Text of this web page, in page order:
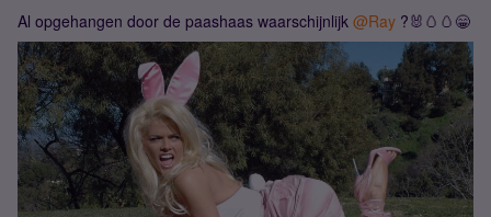
Al opgehangen door de paashaas waarschijnlijk @Ray ?🐰🥚🥚😁